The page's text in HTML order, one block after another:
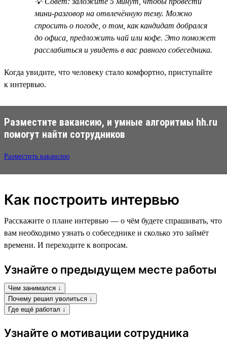
мини-разговор на отвлечённую тему. Можно
спросить о погоде, о том, как кандидат добрался
до офиса, предложить чай или кофе. Это поможет
расслабиться и увидеть в вас равного собеседника.
Когда увидите, что человеку стало комфортно, приступайте
к интервью.
Разместите вакансию, и умные алгоритмы hh.ru
помогут найти сотрудников
Разместить вакансию
Как построить интервью
Расскажите о плане интервью — о чём будете спрашивать, что
вам необходимо узнать о собеседнике и сколько это займёт
времени. И переходите к вопросам.
Узнайте о предыдущем месте работы
Чем занимался ↓
Почему решил уволиться ↓
Где ещё работал ↓
Узнайте о мотивации сотрудника